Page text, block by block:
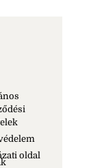
oldal
fekete